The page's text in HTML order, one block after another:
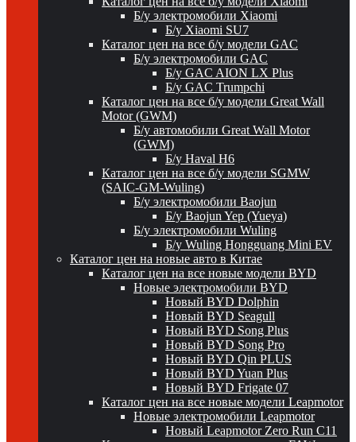
Б/у электромобили Xiaomi
Б/у Xiaomi SU7
Каталог цен на все б/у модели GAC
Б/у электромобили GAC
Б/у GAC AION LX Plus
Б/у GAC Trumpchi
Каталог цен на все б/у модели Great Wall
Motor (GWM)
Б/у автомобили Great Wall Motor
(GWM)
Б/у Haval H6
Каталог цен на все б/у модели SGMW
(SAIC-GM-Wuling)
Б/у электромобили Baojun
Б/у Baojun Yep (Yueya)
Б/у электромобили Wuling
Б/у Wuling Hongguang Mini EV
Каталог цен на новые авто в Китае
Каталог цен на все новые модели BYD
Новые электромобили BYD
Новый BYD Dolphin
Новый BYD Seagull
Новый BYD Song Plus
Новый BYD Song Pro
Новый BYD Qin PLUS
Новый BYD Yuan Plus
Новый BYD Frigate 07
Каталог цен на все новые модели Leapmotor
Новые электромобили Leapmotor
Новый Leapmotor Zero Run C11